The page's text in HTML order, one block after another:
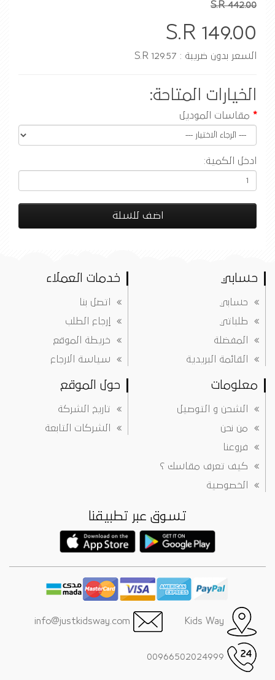
S.R 442.00
S.R 149.00
السعر بدون ضريبة : S.R 129.57
الخيارات المتاحة:
مقاسات الموديل
ادخل الكمية:
اضف للسلة
حسابي
حسابي
طلباتي
المفضلة
القائمة البريدية
خدمات العملاء
اتصل بنا
إرجاع الطلب
خريطة الموقع
سياسة الارجاع
معلومات
الشحن و التوصيل
من نحن
فروعنا
كيف تعرف مقاسك ؟
الخصوصية
حول الموقع
تاريخ الشركة
الشركات التابعة
تسوق عبر تطبيقنا